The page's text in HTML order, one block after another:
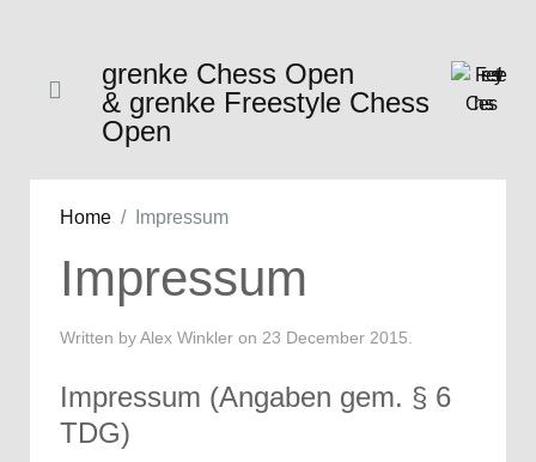
grenke Chess Open
& grenke Freestyle Chess
Open
Home Impressum
Impressum
Written by Alex Winkler on 23 December 2015
Impressum (Angaben gem. § 6
TDG)